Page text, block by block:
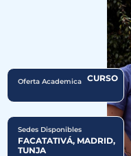
Oferta Academica CURSO
Sedes Disponibles
FACATATIVÁ, MADRID,
TUNJA